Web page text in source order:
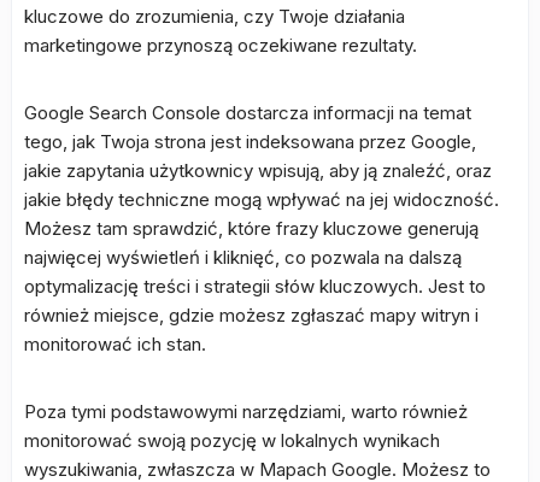
kluczowe do zrozumienia, czy Twoje działania
marketingowe przynoszą oczekiwane rezultaty.
Google Search Console dostarcza informacji na temat
tego, jak Twoja strona jest indeksowana przez Google,
jakie zapytania użytkownicy wpisują, aby ją znaleźć, oraz
jakie błędy techniczne mogą wpływać na jej widoczność.
Możesz tam sprawdzić, które frazy kluczowe generują
najwięcej wyświetleń i kliknięć, co pozwala na dalszą
optymalizację treści i strategii słów kluczowych. Jest to
również miejsce, gdzie możesz zgłaszać mapy witryn i
monitorować ich stan.
Poza tymi podstawowymi narzędziami, warto również
monitorować swoją pozycję w lokalnych wynikach
wyszukiwania, zwłaszcza w Mapach Google. Możesz to